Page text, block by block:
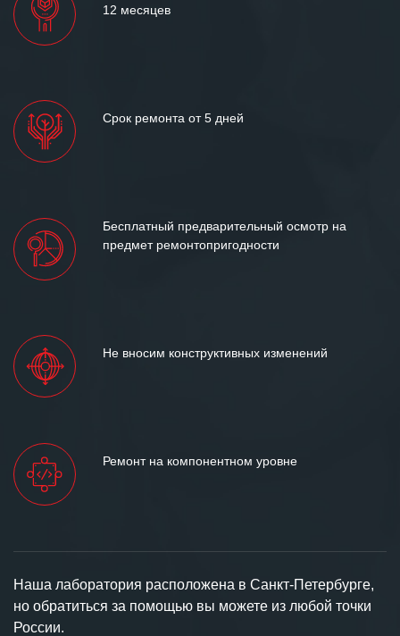
12 месяцев
Срок ремонта от 5 дней
Бесплатный предварительный осмотр на
предмет ремонтопригодности
Не вносим конструктивных изменений
Ремонт на компонентном уровне
Наша лаборатория расположена в Санкт-Петербурге,
но обратиться за помощью вы можете из любой точки
России.